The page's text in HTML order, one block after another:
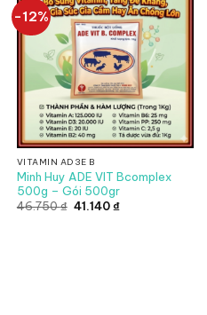
-12%
VITAMIN AD3E B
Minh Huy ADE VIT Bcomplex
500g – Gói 500gr
46.750₫ Giá
41.140₫Giá